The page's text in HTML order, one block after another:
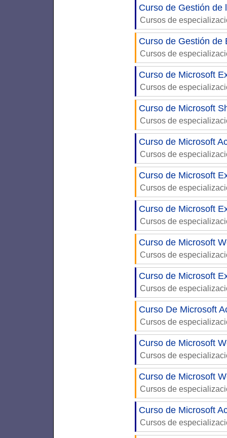
Curso de Gestión de
Cursos de
Curso de Gestión de
Cursos de
Curso de Microsoft
Cursos de
Curso de Microsoft
Cursos de
Curso de Microsoft
Cursos de
Curso de Microsoft
Cursos de
Curso de Microsoft
Cursos de
Curso de Microsoft
Cursos de
Curso de Microsoft
Cursos de
Curso De Microsoft
Cursos de
Curso de Microsoft
Cursos de
Curso de Microsoft
Cursos de
Curso de Microsoft
Cursos de